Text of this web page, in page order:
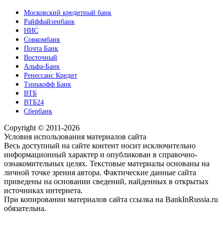
Московский кредитный банк
Райффайзенбанк
НИС
Совкомбанк
Почта Банк
Восточный
Альфа-Банк
Ренессанс Кредит
Тинькофф Банк
ВТБ
ВТБ24
Сбербанк
Copyright © 2011-2026
Условия использования материалов сайта
Весь доступный на сайте контент носит исключительно
информационный характер и опубликован в справочно-
ознакомительных целях. Текстовые материалы основаны на
личной точке зрения автора. Фактические данные сайта
приведены на основании сведений, найденных в открытых
источниках интернета.
При копировании материалов сайта ссылка на BankInRussia.ru
обязательна.